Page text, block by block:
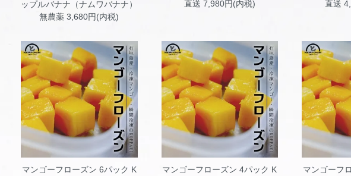
ップルバナナ（ナムワバナナ）
無農薬 3,680円(内税)
直送 7,980円(内税)
直送
マンゴーフローズン 6パック K
マンゴーフローズン 4パック K
マンゴーフ